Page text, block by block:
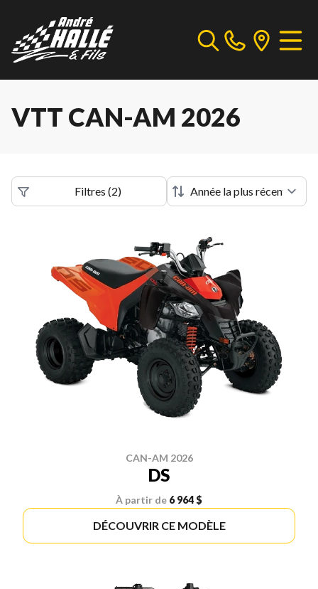
VTT CAN-AM 2026
Filtres (2)
CAN-AM 2026
DS
À partir de 6 964 $
DÉCOUVRIR CE MODÈLE